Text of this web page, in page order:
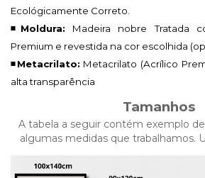
Ecológicamente Correto.
◾Moldura: Madeira nobre Tratada
Premium e revestida na cor escolhida
◾Metacrilato: Metacrilato (Acrílico
alta transparência
Tamanhos
A tabela a seguir contém exemplo
algumas medidas que trabalhamos.